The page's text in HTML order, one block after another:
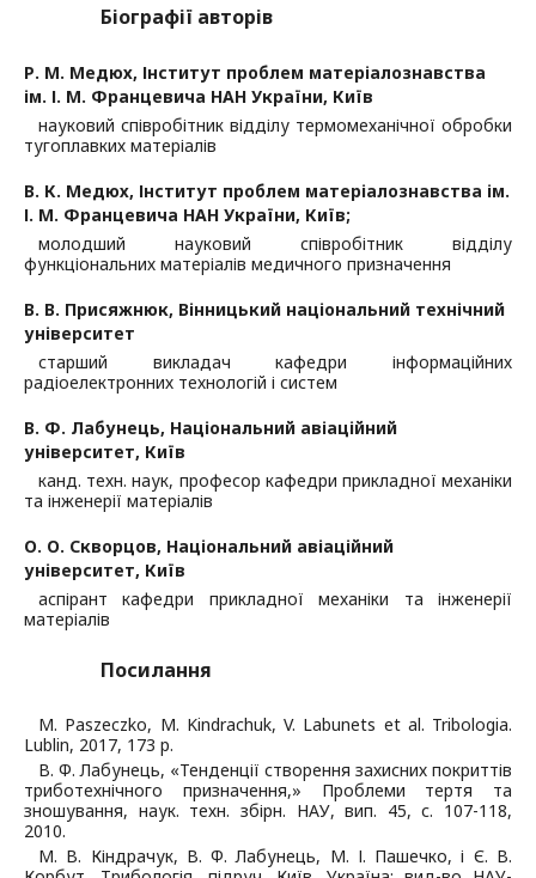
Біографії авторів
Р. М. Медюх, Інститут проблем матеріалознавства
ім. І. М. Францевича НАН України, Київ
науковий співробітник відділу термомеханічної обробки
тугоплавких матеріалів
В. К. Медюх, Інститут проблем матеріалознавства ім.
І. М. Францевича НАН України, Київ;
молодший науковий співробітник відділу
функціональних матеріалів медичного призначення
В. В. Присяжнюк, Вінницький національний технічний
університет
старший викладач кафедри інформаційних
радіоелектронних технологій і систем
В. Ф. Лабунець, Національний авіаційний
університет, Київ
канд. техн. наук, професор кафедри прикладної механіки
та інженерії матеріалів
О. О. Скворцов, Національний авіаційний
університет, Київ
аспірант кафедри прикладної механіки та інженерії
матеріалів
Посилання
M. Paszeczko, M. Kindrachuk, V. Labunets et al. Tribologia.
Lublin, 2017, 173 p.
В. Ф. Лабунець, «Тенденції створення захисних покриттів
триботехнічного призначення,» Проблеми тертя та
зношування, наук. техн. збірн. НАУ, вип. 45, с. 107-118,
2010.
М. В. Кіндрачук, В. Ф. Лабунець, М. І. Пашечко, і Є. В.